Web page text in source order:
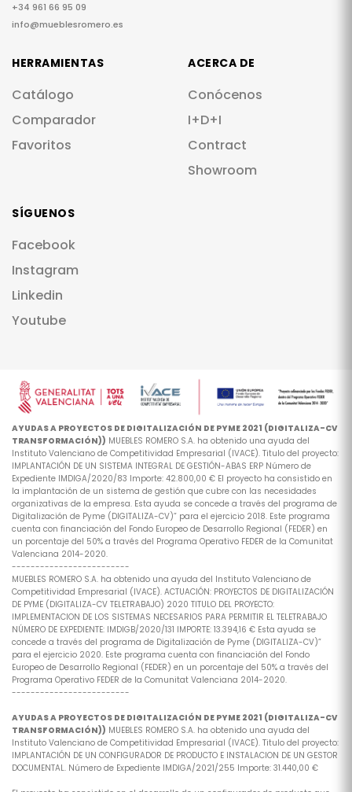
+34 961 66 95 09
info@mueblesromero.es
HERRAMIENTAS
Catálogo
Comparador
Favoritos
ACERCA DE
Conócenos
I+D+I
Contract
Showroom
SÍGUENOS
Facebook
Instagram
Linkedin
Youtube
AYUDAS A PROYECTOS DE DIGITALIZACIÓN DE PYME 2021 (DIGITALIZA-CV
TRANSFORMACIÓN)) MUEBLES ROMERO S.A. ha obtenido una ayuda del
Instituto Valenciano de Competitividad Empresarial (IVACE). Titulo del proyecto:
IMPLANTACIÓN DE UN SISTEMA INTEGRAL DE GESTIÓN-ABAS ERP Número de
Expediente IMDIGA/2020/83 Importe: 42.800,00 € El proyecto ha consistido en
la implantación de un sistema de gestión que cubre con las necesidades
organizativas de la empresa. Esta ayuda se concede a través del programa de
Digitalización de Pyme (DIGITALIZA-CV)” para el ejercicio 2018. Este programa
cuenta con financiación del Fondo Europeo de Desarrollo Regional (FEDER) en
un porcentaje del 50% a través del Programa Operativo FEDER de la Comunitat
Valenciana 2014-2020.
-------------------------
MUEBLES ROMERO S.A. ha obtenido una ayuda del Instituto Valenciano de
Competitividad Empresarial (IVACE). ACTUACIÓN: PROYECTOS DE DIGITALIZACIÓN
DE PYME (DIGITALIZA-CV TELETRABAJO) 2020 TITULO DEL PROYECTO:
IMPLEMENTACION DE LOS SISTEMAS NECESARIOS PARA PERMITIR EL TELETRABAJO
NÚMERO DE EXPEDIENTE: IMDIGB/2020/131 IMPORTE: 13.394,16 € Esta ayuda se
concede a través del programa de Digitalización de Pyme (DIGITALIZA-CV)”
para el ejercicio 2020. Este programa cuenta con financiación del Fondo
Europeo de Desarrollo Regional (FEDER) en un porcentaje del 50% a través del
Programa Operativo FEDER de la Comunitat Valenciana 2014-2020.
-------------------------
AYUDAS A PROYECTOS DE DIGITALIZACIÓN DE PYME 2021 (DIGITALIZA-CV
TRANSFORMACIÓN)) MUEBLES ROMERO S.A. ha obtenido una ayuda del
Instituto Valenciano de Competitividad Empresarial (IVACE). Titulo del proyecto:
IMPLANTACIÓN DE UN CONFIGURADOR DE PRODUCTO E INSTALACION DE UN GESTOR
DOCUMENTAL. Número de Expediente IMDIGA/2021/255 Importe: 31.440,00 €